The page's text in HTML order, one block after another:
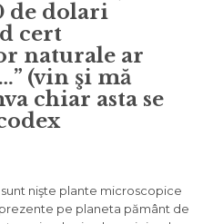
de dolari
cert
naturale ar
(vin şi mă
chiar asta se
sunt nişte plante microscopice
pe planeta pământ de